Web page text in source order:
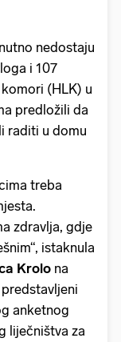
nedostaju
i 107
(HLK) u
predložili da
raditi u domu
treba
zdravlja, gdje
istaknula
Krolo na
anketnog
liječništva za